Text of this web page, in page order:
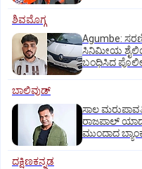
ಶಿವಮೊಗ್ಗ
Agumbe:
ಸಿನಿಮೀಯ
ಬಂಧಿಸಿದ
ಬಾಲಿವುಡ್‌
ಸಾಲ
ರಾಜಪಾಲ್
ಮುಂದಾದ
ದಕ್ಷಿಣಕನ್ನಡ